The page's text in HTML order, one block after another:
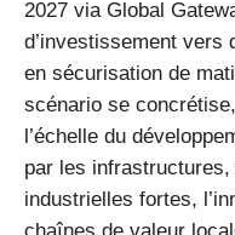
2027 via Global
d’investissement vers
en sécurisation de
scénario se
l’échelle du
par les
industrielles fortes,